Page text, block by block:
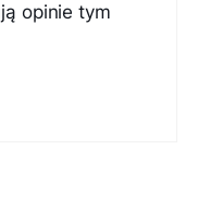
opinie tym